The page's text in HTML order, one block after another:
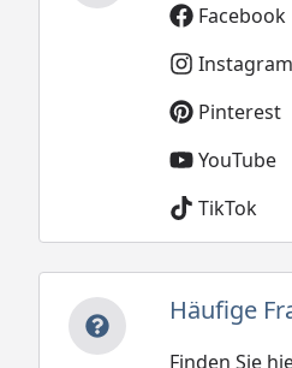
Facebook
Instagram
Pinterest
YouTube
TikTok
Häufige
Finden Sie